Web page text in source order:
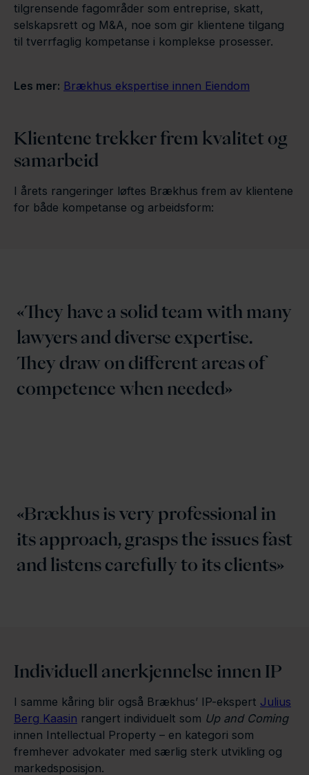
tilgrensende fagområder som entreprise, skatt,
selskapsrett og M&A, noe som gir klientene tilgang
til tverrfaglig kompetanse i komplekse prosesser.
Les mer: Brækhus ekspertise innen Eiendom
Klientene trekker frem kvalitet og
samarbeid
I årets rangeringer løftes Brækhus frem av klientene
for både kompetanse og arbeidsform:
They have a solid team with many
lawyers and diverse expertise.
They draw on different areas of
competence when needed
Brækhus is very professional in
its approach, grasps the issues fast
and listens carefully to its clients
Individuell anerkjennelse innen IP
I samme kåring blir også Brækhus’ IP-ekspert Julius
Berg Kaasin rangert individuelt som Up and Coming
innen Intellectual Property – en kategori som
fremhever advokater med særlig sterk utvikling og
markedsposisjon.